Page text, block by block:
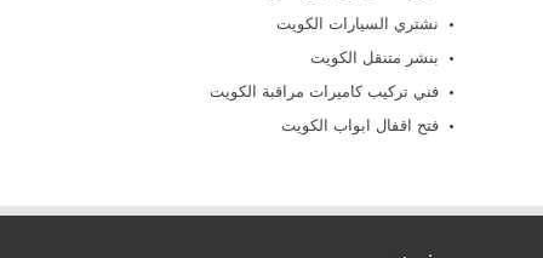
نشتري السيارات الكويت
بنشر متنقل الكويت
فني تركيب كاميرات مراقبة الكويت
فتح اقفال ابواب الكويت